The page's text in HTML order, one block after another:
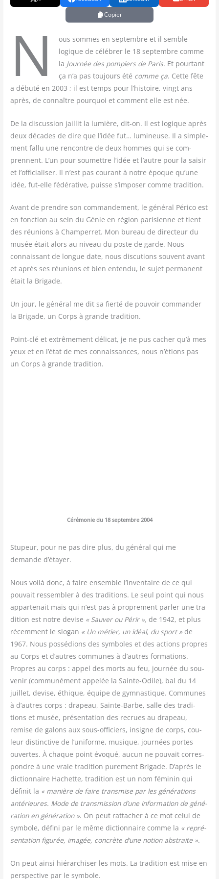
Copier
N
ous sommes en sep­tembre et il semble
logique de célé­brer le 18 sep­tembre comme
la Jour­née des pom­piers de Paris. Et pour­tant
ça n’a pas tou­jours été comme ça. Cette fête
a débu­té en 2003 ; il est temps pour l’histoire, vingt ans
après, de connaître pour­quoi et com­ment elle est née.
De la dis­cus­sion jaillit la lumière, dit-on. Il est logique après
deux décades de dire que l’idée fut… lumi­neuse. Il a sim­ple­
ment fal­lu une ren­contre de deux hommes qui se com­
prennent. L’un pour sou­mettre l’idée et l’autre pour la sai­sir
et l’officialiser. Il n’est pas cou­rant à notre époque qu’une
idée, fut-elle fédé­ra­tive, puisse s’imposer comme tradition.
Avant de prendre son com­man­de­ment, le géné­ral Péri­co est
en fonc­tion au sein du Génie en région pari­sienne et tient
des réunions à Cham­per­ret. Mon bureau de direc­teur du
musée était alors au niveau du poste de garde. Nous
connais­sant de longue date, nous dis­cu­tions sou­vent avant
et après ses réunions et bien enten­du, le sujet per­ma­nent
était la Brigade.
Un jour, le géné­ral me dit sa fier­té de pou­voir com­man­der
la Bri­gade, un Corps à grande tradition.
Point-clé et extrê­me­ment déli­cat, je ne pus cacher qu’à mes
yeux et en l’état de mes connais­sances, nous n’étions pas
un Corps à grande tradition.
Céré­mo­nie du 18 sep­tembre 2004
Stu­peur, pour ne pas dire plus, du géné­ral qui me
demande d’étayer.
Nous voi­là donc, à faire ensemble l’inventaire de ce qui
pou­vait res­sem­bler à des tra­di­tions. Le seul point qui nous
appar­te­nait mais qui n’est pas à pro­pre­ment par­ler une tra­
di­tion est notre devise « Sau­ver ou Périr », de 1942, et plus
récem­ment le slo­gan « Un métier, un idéal, du sport » de
1967. Nous pos­sé­dions des sym­boles et des actions propres
au Corps et d’autres com­munes à d’autres for­ma­tions.
Propres au corps : appel des morts au feu, jour­née du sou­
ve­nir (com­mu­né­ment appe­lée la Sainte-Odile), bal du 14
juillet, devise, éthique, équipe de gym­nas­tique. Com­munes
à d’autres corps : dra­peau, Sainte-Barbe, salle des tra­di­
tions et musée, pré­sen­ta­tion des recrues au dra­peau,
remise de galons aux sous-offi­ciers, insigne de corps, cou­
leur dis­tinc­tive de l’uniforme, musique, jour­nées portes
ouvertes. À chaque point évo­qué, aucun ne pou­vait cor­res­
pondre à une vraie tra­di­tion pure­ment Bri­gade. D’après le
dic­tion­naire Hachette, tra­di­tion est un nom fémi­nin qui
défi­nit la « manière de faire trans­mise par les géné­ra­tions
anté­rieures. Mode de trans­mis­sion d’une infor­ma­tion de géné­
ra­tion en géné­ra­tion ». On peut rat­ta­cher à ce mot celui de
sym­bole, défi­ni par le même dic­tion­naire comme la « repré­
sen­ta­tion figu­rée, ima­gée, concrète d’une notion abstraite ».
On peut ain­si hié­rar­chi­ser les mots. La tra­di­tion est mise en
pers­pec­tive par le symbole.